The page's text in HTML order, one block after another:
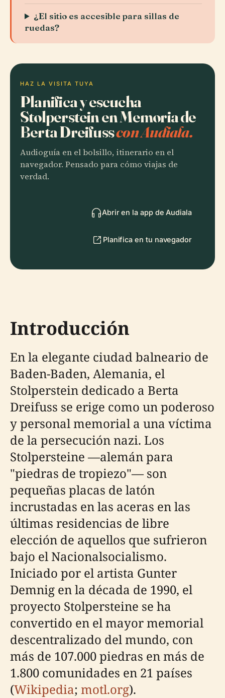
¿El sitio es accesible para sillas de
ruedas?
HAZ LA VISITA TUYA
Planifica y escucha
Stolperstein en Memoria de
Berta Dreifusscon Audiala.
Audioguía en el bolsillo, itinerario en el
navegador. Pensado para cómo viajas de
verdad.
Abrir en la app de Audiala
Planifica en tu navegador
Introducción
En la elegante ciudad balneario de
Baden-Baden, Alemania, el
Stolperstein dedicado a Berta
Dreifuss se erige como un poderoso
y personal memorial a una víctima
de la persecución nazi. Los
Stolpersteine —alemán para
"piedras de tropiezo"— son
pequeñas placas de latón
incrustadas en las aceras en las
últimas residencias de libre
elección de aquellos que sufrieron
bajo el Nacionalsocialismo.
Iniciado por el artista Gunter
Demnig en la década de 1990, el
proyecto Stolpersteine se ha
convertido en el mayor memorial
descentralizado del mundo, con
más de 107.000 piedras en más de
1.800 comunidades en 21 países
(Wikipedia; motl.org).